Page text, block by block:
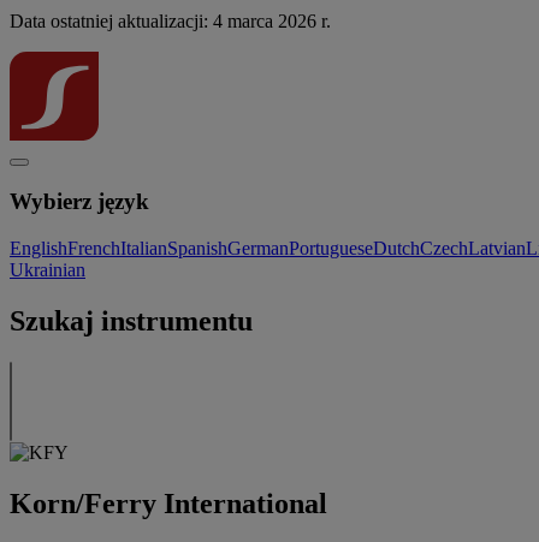
Data ostatniej aktualizacji: 4 marca 2026 r.
Wybierz język
EnglishFrenchItalianSpanishGermanPortugueseDutchCzechLatvian
Ukrainian
Szukaj instrumentu
Korn/Ferry International